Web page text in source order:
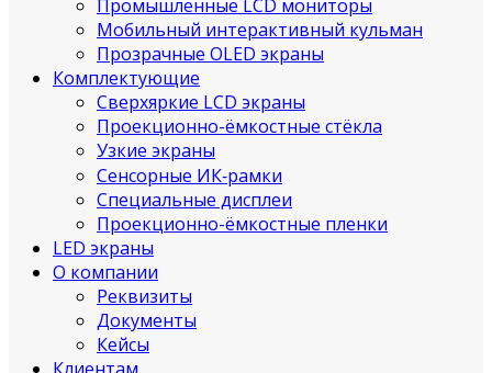
Промышленные LCD мониторы
Мобильный интерактивный кульман
Прозрачные OLED экраны
Комплектующие
Сверхяркие LCD экраны
Проекционно-ёмкостные стёкла
Узкие экраны
Сенсорные ИК‑рамки
Специальные дисплеи
Проекционно-ёмкостные пленки
LED экраны
О компании
Реквизиты
Документы
Кейсы